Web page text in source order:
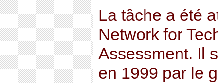
La tâche a été
Network for
Assessment. Il
en 1999 par le